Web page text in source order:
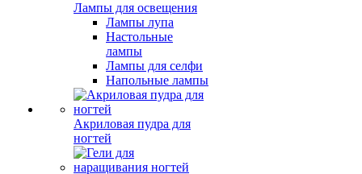
Лампы для освещения
Лампы лупа
Настольные
лампы
Лампы для селфи
Напольные лампы
Акриловая пудра для
ногтей